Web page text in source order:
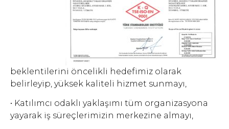
beklentilerini öncelikli hedefimiz olarak
belirleyip, yüksek kaliteli hizmet sunmayı,
• Katılımcı odaklı yaklaşımı tüm organizasyona
yayarak iş süreçlerimizin merkezine almayı,